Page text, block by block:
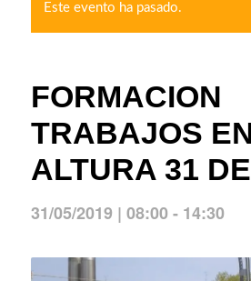
Este evento ha pasado.
FORMACION
TRABAJOS
ALTURA 31
31/05/2019 | 08:00- 14:30